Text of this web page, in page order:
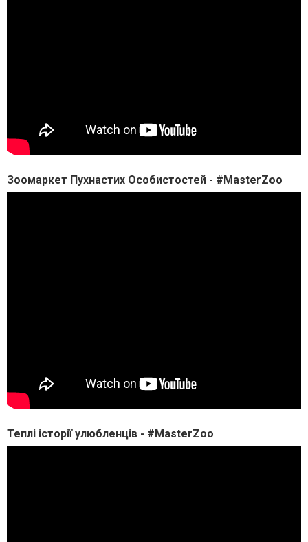
Зоомаркет Пухнастих Особистостей - #MasterZoo
Теплі історії улюбленців - #MasterZoo